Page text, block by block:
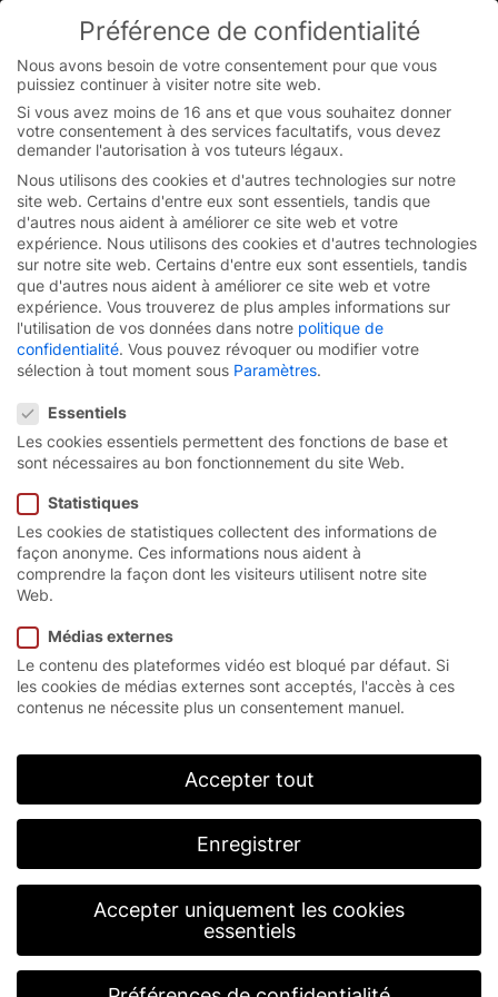
You are currently on the French-Belgian website.
Switch to the English version.
Skip
content
Intégration optimaledes
processus.
Page d’accueil
Série MTL.
L’abréviation MTL signifie Matériau – Transport –
Logistique. La structure modulaire unique des
composants EFA-SRT®-MTL fait ici toute la
différence : combinez des modules parfaitement
associés les uns aux autres et variables entre eux
pour obtenir une solution optimale pour un flux de
matériaux professionnel, un transport parfait et une
logistique efficace.
Préférence de confidentialité
Nous avons besoin de votre consentement pour que vous
puissiez continuer à visiter notre site web.
Si vous avez moins de 16 ans et que vous souhaitez donner
votre consentement à des services facultatifs, vous devez
demander l'autorisation à vos tuteurs légaux.
Nous utilisons des cookies et d'autres technologies sur notre
site web. Certains d'entre eux sont essentiels, tandis que
d'autres nous aident à améliorer ce site web et votre
expérience. Nous utilisons des cookies et d'autres technologies
sur notre site web. Certains d'entre eux sont essentiels, tandis
que d'autres nous aident à améliorer ce site web et votre
expérience. Vous trouverez de plus amples informations sur
l'utilisation de vos données dans notre politique de
confidentialité. Vous pouvez révoquer ou modifier votre
sélection à tout moment sous Paramètres.
Essentiels
Les cookies essentiels permettent des fonctions de base et
sont nécessaires au bon fonctionnement du site Web.
Statistiques
Les cookies de statistiques collectent des informations de
façon anonyme. Ces informations nous aident à
comprendre la façon dont les visiteurs utilisent notre site
Web.
Médias externes
Le contenu des plateformes vidéo est bloqué par défaut. Si
les cookies de médias externes sont acceptés, l'accès à ces
contenus ne nécessite plus un consentement manuel.
Accepter tout
Enregistrer
Accepter uniquement les cookies
essentiels